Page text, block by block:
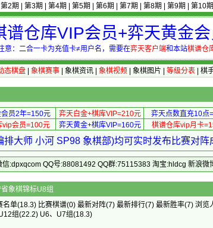
第2期 第3期 第4期 第5期 第6期 第7期 第8期 第9期 第10期
谱仓库VIP会员+弈天黄金
意：二合一卡为充值卡≠用户名，需要在弈天客户端和本站棋谱仓
态棋盘| 象棋赛事| 象棋资讯| 象棋视频 象棋图片 等级分表| 棋
员2年=150元 弈天白金+棋库VIP=210元 弈天点数直充10点
vip会员=100元 弈天黄金+棋库VIP=160元 棋谱仓库vip月卡
排大师 小河 SP98 象棋部)均可实时发布比赛对
:dpxqcom QQ号:88081492 QQ群:75115383 淘宝:hldcg 新浪微
对卡 - 2026年辽宁省象棋锦标U8
名单(18.3) 比赛棋谱(0) 最新对阵(7) 最新排行(7) 最新胜率(7) 浏览
组(22.2) U6、U7组(18.3)